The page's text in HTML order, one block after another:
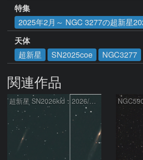
特集
2025年2月～ NGC 3277の超新星
天体
超新星
SN2025coe NGC3277
関連作品
超新星 SN2026kid：2026/05/18